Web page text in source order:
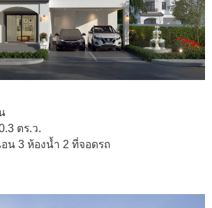
ตร.ว.
น 3 ห้องน้ำ 2 ที่จอดรถ